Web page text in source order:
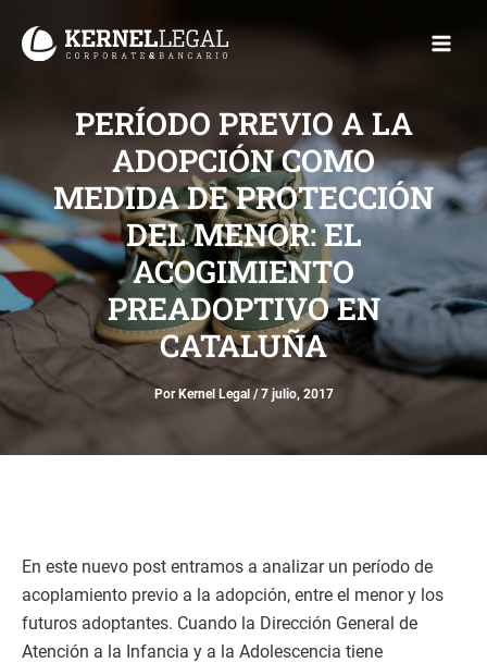
PERÍODO PREVIO A LA
ADOPCIÓN COMO
MEDIDA DE PROTECCIÓN
DEL MENOR: EL
ACOGIMIENTO
PREADOPTIVO EN
CATALUÑA
Por Kernel Legal /7 julio, 2017
En este nuevo post entramos a analizar un período de
acoplamiento previo a la adopción, entre el menor y los
futuros adoptantes. Cuando la Dirección General de
Atención a la Infancia y a la Adolescencia tiene